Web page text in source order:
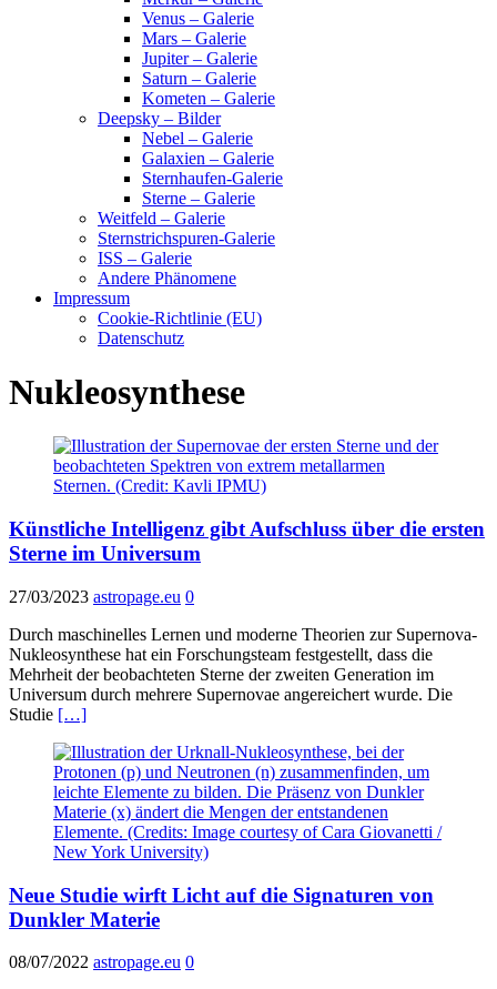
Venus – Galerie
Mars – Galerie
Jupiter – Galerie
Saturn – Galerie
Kometen – Galerie
Deepsky – Bilder
Nebel – Galerie
Galaxien – Galerie
Sternhaufen-Galerie
Sterne – Galerie
Weitfeld – Galerie
Sternstrichspuren-Galerie
ISS – Galerie
Andere Phänomene
Impressum
Cookie-Richtlinie (EU)
Datenschutz
Nukleosynthese
Künstliche Intelligenz gibt Aufschluss über die ersten
Sterne im Universum
27/03/2023 astropage.eu 0
Durch maschinelles Lernen und moderne Theorien zur Supernova-
Nukleosynthese hat ein Forschungsteam festgestellt, dass die
Mehrheit der beobachteten Sterne der zweiten Generation im
Universum durch mehrere Supernovae angereichert wurde. Die
Studie […]
Neue Studie wirft Licht auf die Signaturen von
Dunkler Materie
08/07/2022 astropage.eu 0